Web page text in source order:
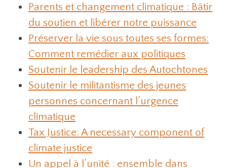
Parents et changement climatique : Bâtir
du soutien et libérer notre puissance
Préserver la vie sous toutes ses formes:
Comment remédier aux politiques
Soutenir le leadership des Autochtones
Soutenir le militantisme des jeunes
personnes concernant l’urgence
climatique
Tax Justice: A necessary component of
climate justice
Un appel à l’unité : ensemble dans